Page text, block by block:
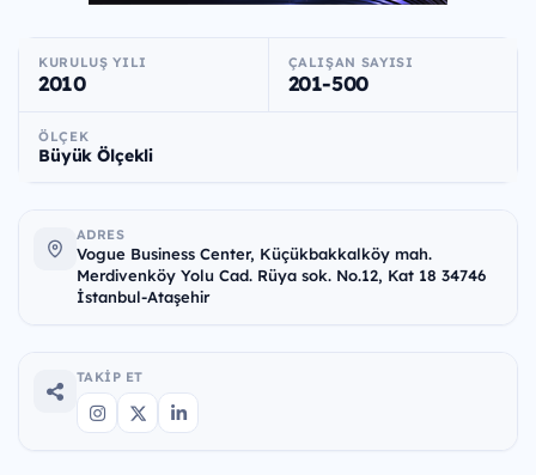
KURULUŞ YILI
2010
ÇALIŞAN SAYISI
201-500
ÖLÇEK
Büyük Ölçekli
ADRES
Vogue Business Center, Küçükbakkalköy mah.
Merdivenköy Yolu Cad. Rüya sok. No.12, Kat 18 34746
İstanbul-Ataşehir
TAKIP ET